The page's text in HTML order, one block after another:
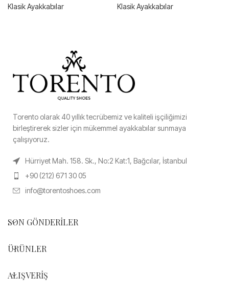
Klasik Ayakkabılar Klasik Ayakkabılar
Torento olarak 40 yıllık tecrübemiz ve kaliteli işçiliğimizi
birleştirerek sizler için mükemmel ayakkabılar sunmaya
çalışıyoruz.
Hürriyet Mah. 158. Sk., No:2 Kat:1, Bağcılar, İstanbul
+90 (212) 671 30 05
info@torentoshoes.com
SON GÖNDERILER
ÜRÜNLER
ALIŞVERIŞ